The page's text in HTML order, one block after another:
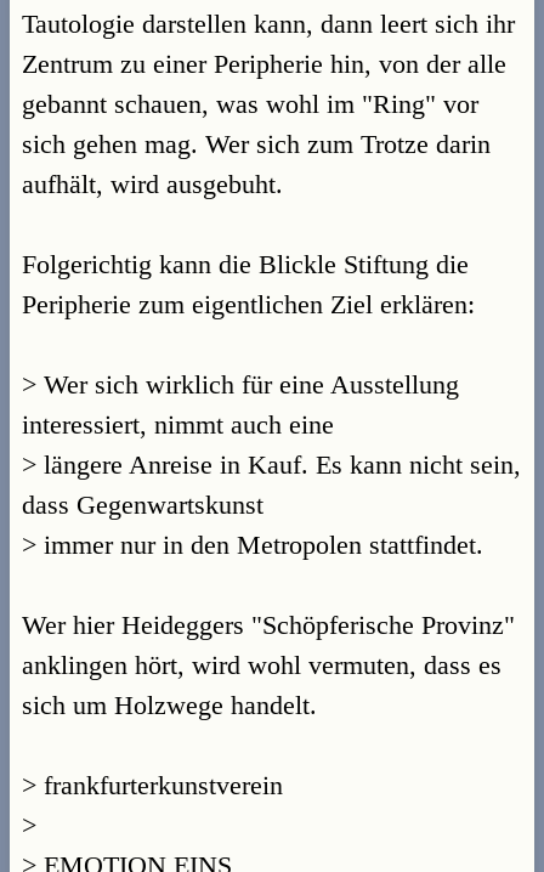
Tautologie darstellen kann, dann leert sich ihr
Zentrum zu einer Peripherie hin, von der alle
gebannt schauen, was wohl im "Ring" vor
sich gehen mag. Wer sich zum Trotze darin
aufhält, wird ausgebuht.
Folgerichtig kann die Blickle Stiftung die
Peripherie zum eigentlichen Ziel erklären:
> Wer sich wirklich für eine Ausstellung
interessiert, nimmt auch eine
> längere Anreise in Kauf. Es kann nicht sein,
dass Gegenwartskunst
> immer nur in den Metropolen stattfindet.
Wer hier Heideggers "Schöpferische Provinz"
anklingen hört, wird wohl vermuten, dass es
sich um Holzwege handelt.
> frankfurterkunstverein
>
> EMOTION EINS